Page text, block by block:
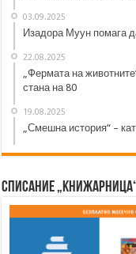
03.09.2025
Изадора Муун помага
22.08.2025
„Фермата на
стана на 80
19.08.2025
„Смешна история“ –
Списание